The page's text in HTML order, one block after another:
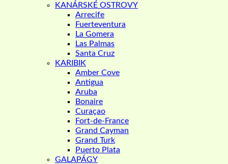
KANÁRSKÉ OSTROVY
Arrecife
Fuerteventura
La Gomera
Las Palmas
Santa Cruz
KARIBIK
Amber Cove
Antigua
Aruba
Bonaire
Curaçao
Fort-de-France
Grand Cayman
Grand Turk
Puerto Plata
GALAPÁGY